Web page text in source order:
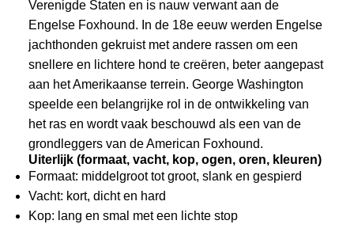
Verenigde Staten en is nauw verwant aan de
Engelse Foxhound. In de 18e eeuw werden Engelse
jachthonden gekruist met andere rassen om een
snellere en lichtere hond te creëren, beter aangepast
aan het Amerikaanse terrein. George Washington
speelde een belangrijke rol in de ontwikkeling van
het ras en wordt vaak beschouwd als een van de
grondleggers van de American Foxhound.
Uiterlijk (formaat, vacht, kop, ogen, oren, kleuren)
Formaat: middelgroot tot groot, slank en gespierd
Vacht: kort, dicht en hard
Kop: lang en smal met een lichte stop